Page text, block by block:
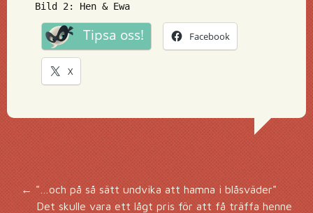
Bild 2: Hen & Ewa
Tipsa oss! Facebook
X
Inläggsnavigering
←"…och på så sätt undvika att hamna i blåsväder"
Det skulle vara ett lågt pris för att få träffa henne